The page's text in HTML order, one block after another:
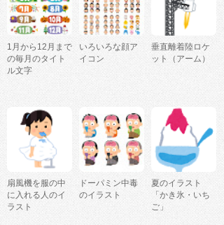
1月から12月まで
の毎月のタイト
ル文字
いろいろな顔ア
イコン
垂直離着陸ロケ
ット（アーム）
扇風機を服の中
に入れる人のイ
ラスト
ドーパミン中毒
のイラスト
夏のイラスト
「かき氷・いち
ご」